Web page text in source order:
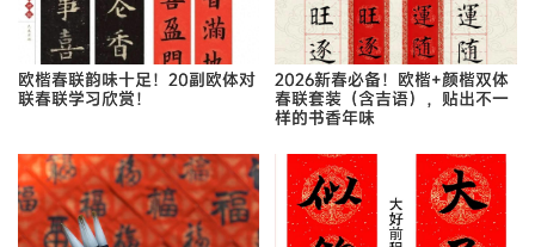
欧楷春联韵味十足！20副欧体对
联春联学习欣赏！
2026新春必备！欧楷+颜楷双体
春联套装（含吉语），贴出不一
样的书香年味